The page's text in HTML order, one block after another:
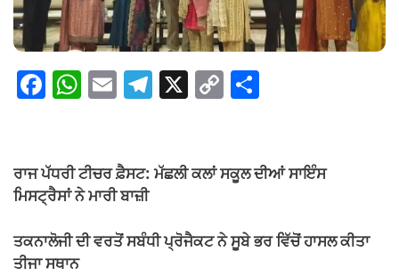
F
e
b
o
o
W
s
A
p
p
E T
gr
m
X C
y
n
k
e
ਰਾਜ ਪੱਧਰੀ ਟੀਚਰ ਫ਼ੈਸਟ: ਮੱਛਲੀ ਕਲਾਂ ਸਕੂਲ ਦੀਆਂ ਸਾਇੰਸ
ਮਿਸਟ੍ਰੈਸਾਂ ਨੇ ਮਾਰੀ ਬਾਜ਼ੀ
ਤਕਨਾਲੋਜੀ ਦੀ ਵਰਤੋਂ ਸਬੰਧੀ ਪ੍ਰੋਜੈਕਟ ਨੇ ਸੂਬੇ ਭਰ ਵਿੱਚੋਂ ਹਾਸਲ ਕੀਤਾ
ਤੀਜਾ ਸਥਾਨ